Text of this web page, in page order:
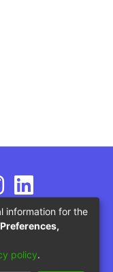
information for the
policy.